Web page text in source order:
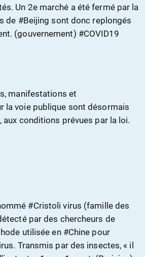
Un 2e marché a été fermé par la
de #Beijing sont donc replongés
(gouvernement) #COVID19
manifestations et
la voie publique sont désormais
aux conditions prévues par la loi.
#Cristoli virus (famille des
par des chercheurs de
utilisée en #Chine pour
Transmis par des insectes, « il